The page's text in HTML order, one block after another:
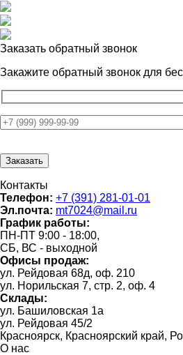
Заказать обратный звонок
Закажите обратный звонок для
Контакты
Телефон: +7 (391) 281-01-01
Эл.почта: mt7024@mail.ru
График работы:
ПН-ПТ 9:00 - 18:00,
СБ, ВС - выходной
Офисы продаж:
ул. Рейдовая 68д, оф. 210
ул. Норильская 7, стр. 2, оф. 4
Склады:
ул. Башиловская 1а
ул. Рейдовая 45/2
Красноярск, Красноярский край,
О нас